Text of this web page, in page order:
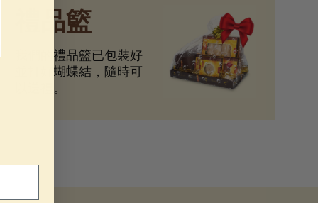
禮品籃
我們的禮品籃已包裝好
並打好蝴蝶結，隨時可
以送禮。